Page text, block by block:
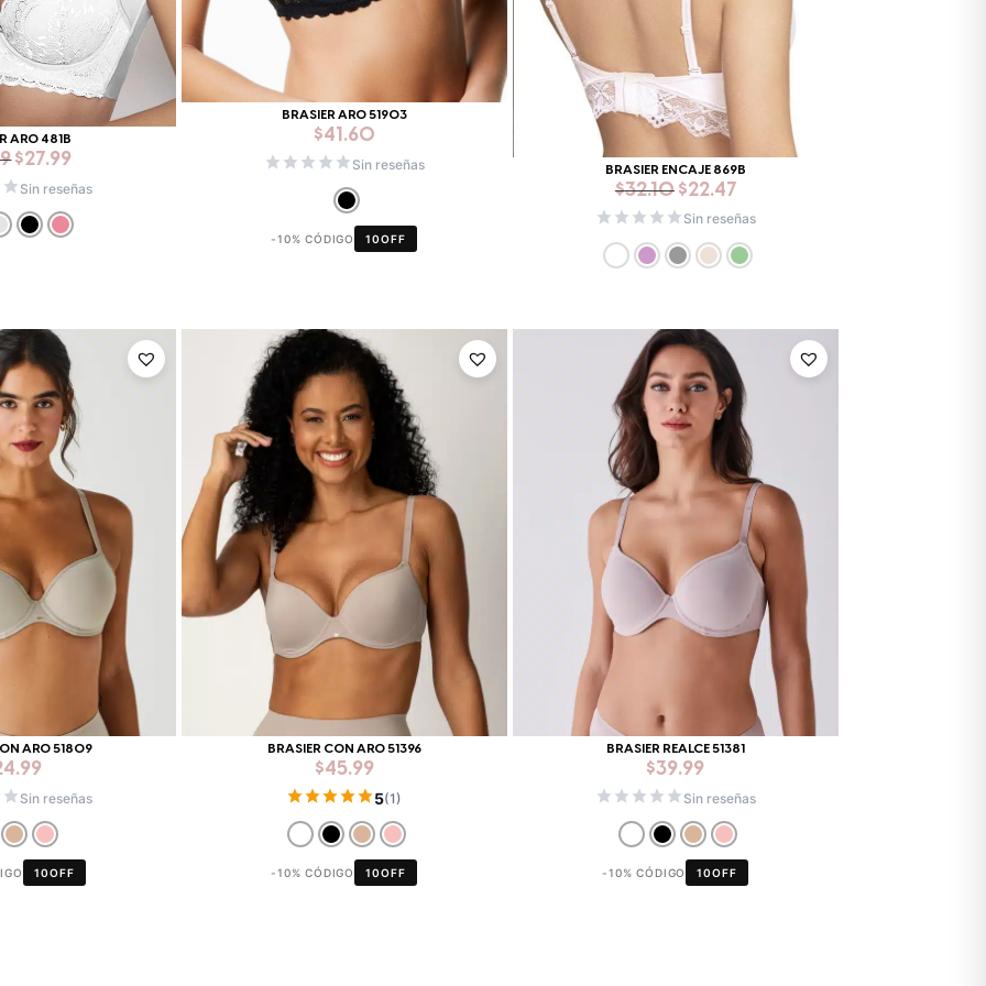
ARO 481B
$27.99
Sin reseñas
BRASIER ARO 51903
$41.60
Sin reseñas
-10% CÓDIGO 10OFF
BRASIER ENCAJE 869B
$32.10 $22.47
Sin reseñas
ARO 51809
Sin reseñas
10OFF
BRASIER CON ARO 51396
$45.99
5(1)
-10% CÓDIGO 10OFF
BRASIER REALCE 51381
$39.99
Sin reseñas
-10% CÓDIGO 10OFF